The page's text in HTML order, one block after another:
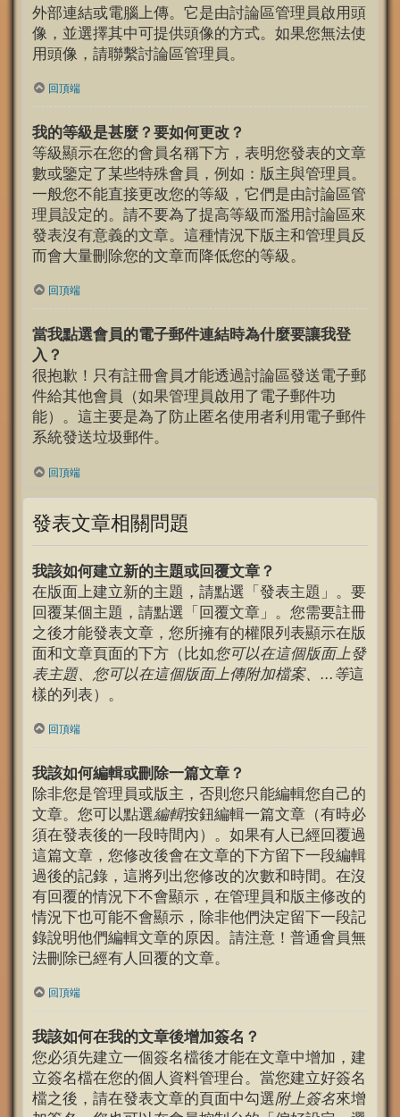
外部連結或電腦上傳。它是由討論區管理員啟用頭
像，並選擇其中可提供頭像的方式。如果您無法使
用頭像，請聯繫討論區管理員。
回頂端
我的等級是甚麼？要如何更改？
等級顯示在您的會員名稱下方，表明您發表的文章
數或鑒定了某些特殊會員，例如：版主與管理員。
一般您不能直接更改您的等級，它們是由討論區管
理員設定的。請不要為了提高等級而濫用討論區來
發表沒有意義的文章。這種情況下版主和管理員反
而會大量刪除您的文章而降低您的等級。
回頂端
當我點選會員的電子郵件連結時為什麼要讓我登
入？
很抱歉！只有註冊會員才能透過討論區發送電子郵
件給其他會員（如果管理員啟用了電子郵件功
能）。這主要是為了防止匿名使用者利用電子郵件
系統發送垃圾郵件。
回頂端
發表文章相關問題
我該如何建立新的主題或回覆文章？
在版面上建立新的主題，請點選「發表主題」。要
回覆某個主題，請點選「回覆文章」。您需要註冊
之後才能發表文章，您所擁有的權限列表顯示在版
面和文章頁面的下方（比如您可以在這個版面上發
表主題、您可以在這個版面上傳附加檔案、...等這
樣的列表）。
回頂端
我該如何編輯或刪除一篇文章？
除非您是管理員或版主，否則您只能編輯您自己的
文章。您可以點選編輯按鈕編輯一篇文章（有時必
須在發表後的一段時間內）。如果有人已經回覆過
這篇文章，您修改後會在文章的下方留下一段編輯
過後的記錄，這將列出您修改的次數和時間。在沒
有回覆的情況下不會顯示，在管理員和版主修改的
情況下也可能不會顯示，除非他們決定留下一段記
錄說明他們編輯文章的原因。請注意！普通會員無
法刪除已經有人回覆的文章。
回頂端
我該如何在我的文章後增加簽名？
您必須先建立一個簽名檔後才能在文章中增加，建
立簽名檔在您的個人資料管理台。當您建立好簽名
檔之後，請在發表文章的頁面中勾選附上簽名來增